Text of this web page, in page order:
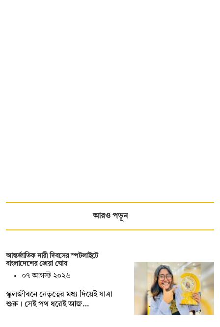
আরও পড়ুন
আন্তর্জাতিক নারী দিবসের স্পটলাইটে
বাংলাদেশের শ্রেয়া ঘোষ
০৭ আগস্ট ২০২৬
স্কুলজীবনে নেতৃত্বের মধ্য দিয়েই যাত্রা
শুরু। সেই পথ ধরেই আজ…